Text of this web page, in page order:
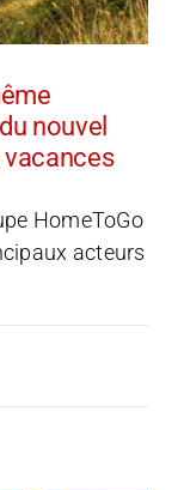
nouvel
HomeToGo
acteurs